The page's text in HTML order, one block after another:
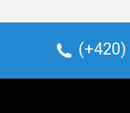
(+420)